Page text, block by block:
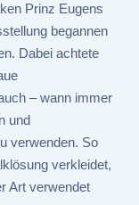
Prinz Eugens
begannen
Dabei achtete
– wann immer
und
verwenden. So
verkleidet,
Art verwendet